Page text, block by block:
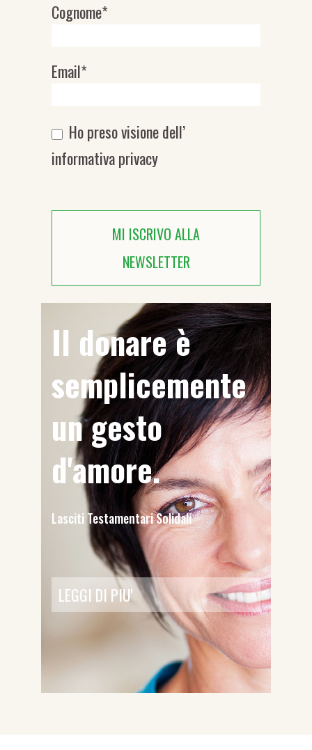
Cognome*
Email*
Ho preso visione dell’
informativa privacy
MI ISCRIVO ALLA
NEWSLETTER
Il donare è
semplicemente
un gesto
d'amore.
Lasciti Testamentari Solidali
LEGGI DI PIU'